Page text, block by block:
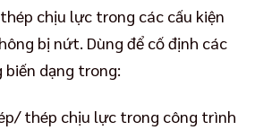
chịu lực trong các cấu kiện
bị nứt. Dùng để cố định các
biến dạng trong:
thép chịu lực trong công trình